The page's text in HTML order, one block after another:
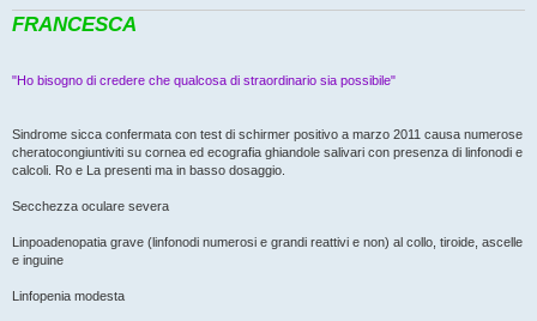
FRANCESCA
"Ho bisogno di credere che qualcosa di straordinario sia possibile"
Sindrome sicca confermata con test di schirmer positivo a marzo 2011 causa numerose
cheratocongiuntiviti su cornea ed ecografia ghiandole salivari con presenza di linfonodi e
calcoli. Ro e La presenti ma in basso dosaggio.
Secchezza oculare severa
Linpoadenopatia grave (linfonodi numerosi e grandi reattivi e non) al collo, tiroide, ascelle
e inguine
Linfopenia modesta